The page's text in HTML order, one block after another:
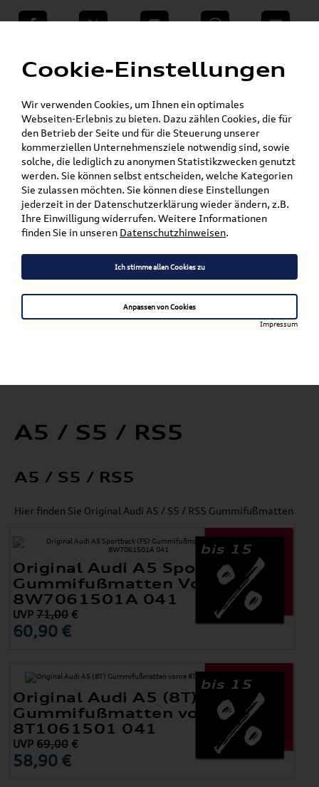
teilen Twitter Instagram WhatsApp E-Mail
VW Shop - VW Originalteile und Zubehör »
» Audi Original Zubehör »
Komfort & Schutz Fußmatten »
Original Audi Gummifußmatten »
A5 / S5 / RS5
Mein Kundenkonto Warenkorb
Artikel für ihr Modell
Marke wählen
A5 / S5 / RS5
A5 / S5 / RS5
Hier finden Sie Original Audi A5 / S5 / RS5 Gummifußmatten
bis 15
Original Audi A5 Sportback (F5)
Gummifußmatten Vorne
8W7061501A 041
UVP71,00 €
60,90 €
bis 15
Original Audi A5 (8T)
Gummifußmatten vorne
8T1061501 041
UVP69,00 €
58,90 €
Cookie-Einstellungen
Wir verwenden Cookies, um Ihnen ein optimales
Webseiten-Erlebnis zu bieten. Dazu zählen Cookies, die für
den Betrieb der Seite und für die Steuerung unserer
kommerziellen Unternehmensziele notwendig sind, sowie
solche, die lediglich zu anonymen Statistikzwecken genutzt
werden. Sie können selbst entscheiden, welche Kategorien
Sie zulassen möchten. Sie können diese Einstellungen
jederzeit in der Datenschutzerklärung wieder ändern, z.B.
Ihre Einwilligung widerrufen. Weitere Informationen
finden Sie in unseren Datenschutzhinweisen.
Ich stimme allen Cookies zu
Anpassen von Cookies
Impressum